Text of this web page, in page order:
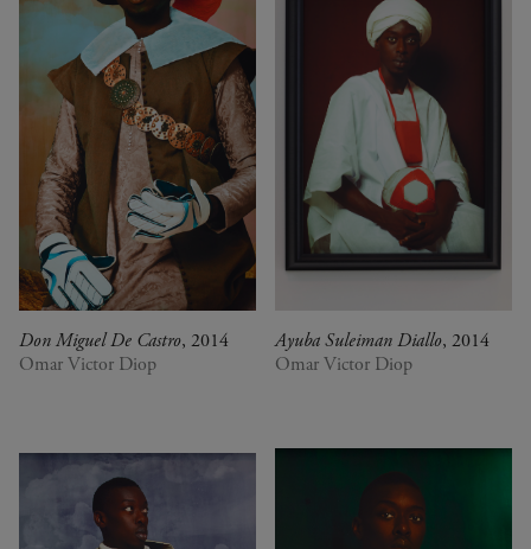
Don Miguel De Castro, 2014
Omar Victor Diop
Ayuba Suleiman Diallo, 2014
Omar Victor Diop